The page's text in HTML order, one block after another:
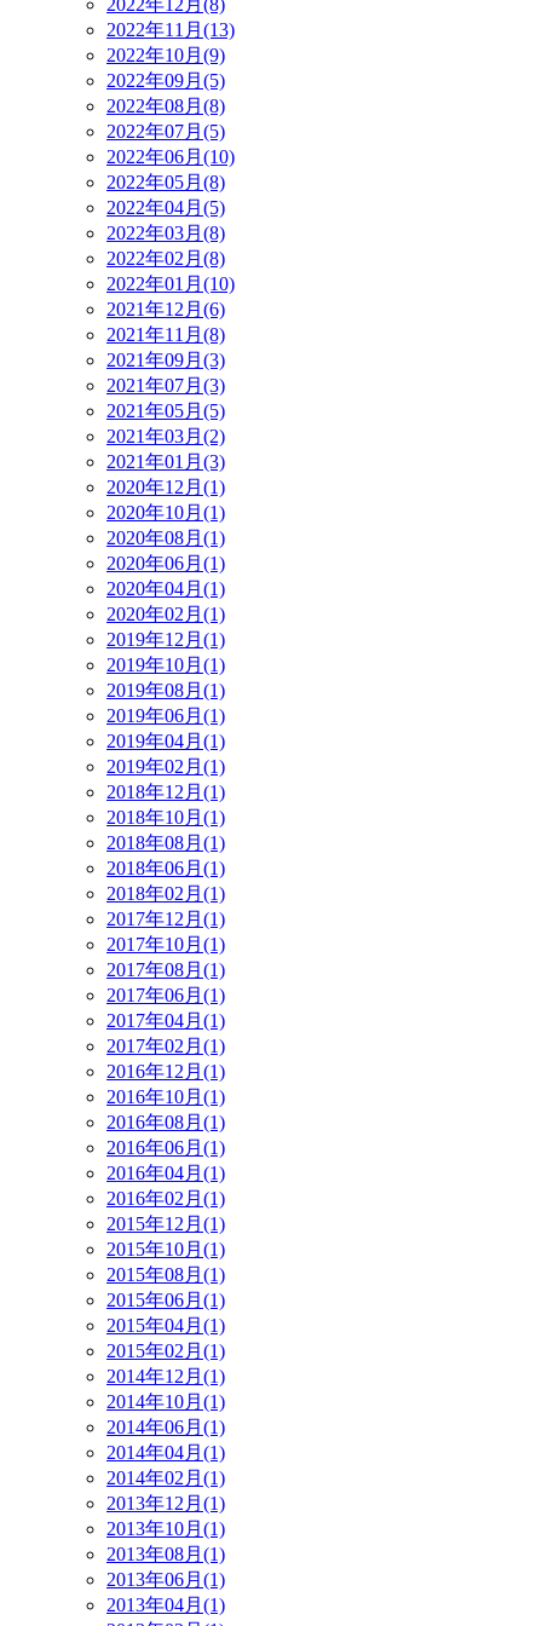
2022年12月(8)
2022年11月(13)
2022年10月(9)
2022年09月(5)
2022年08月(8)
2022年07月(5)
2022年06月(10)
2022年05月(8)
2022年04月(5)
2022年03月(8)
2022年02月(8)
2022年01月(10)
2021年12月(6)
2021年11月(8)
2021年09月(3)
2021年07月(3)
2021年05月(5)
2021年03月(2)
2021年01月(3)
2020年12月(1)
2020年10月(1)
2020年08月(1)
2020年06月(1)
2020年04月(1)
2020年02月(1)
2019年12月(1)
2019年10月(1)
2019年08月(1)
2019年06月(1)
2019年04月(1)
2019年02月(1)
2018年12月(1)
2018年10月(1)
2018年08月(1)
2018年06月(1)
2018年02月(1)
2017年12月(1)
2017年10月(1)
2017年08月(1)
2017年06月(1)
2017年04月(1)
2017年02月(1)
2016年12月(1)
2016年10月(1)
2016年08月(1)
2016年06月(1)
2016年04月(1)
2016年02月(1)
2015年12月(1)
2015年10月(1)
2015年08月(1)
2015年06月(1)
2015年04月(1)
2015年02月(1)
2014年12月(1)
2014年10月(1)
2014年06月(1)
2014年04月(1)
2014年02月(1)
2013年12月(1)
2013年10月(1)
2013年08月(1)
2013年06月(1)
2013年04月(1)